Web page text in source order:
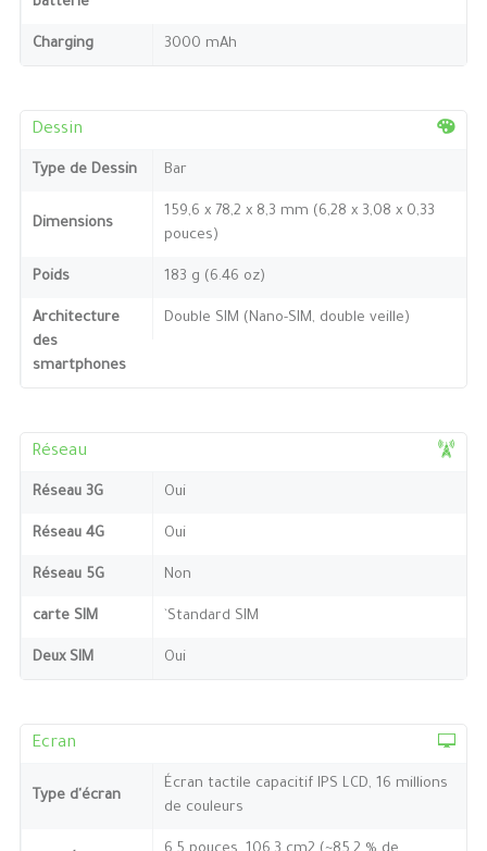
Charging 3000 mAh
Dessin
Type de Dessin Bar
Dimensions
159,6 x 78,2 x 8,3 mm (6,28 x 3,08 x 0,33
pouces)
Poids 183 g (6.46 oz)
Architecture
des
smartphones
Double SIM (Nano-SIM, double veille)
Réseau
Réseau 3G Oui
Réseau 4G Oui
Réseau 5G Non
carte SIM `Standard SIM
Deux SIM Oui
Ecran
Type d'écran
Écran tactile capacitif IPS LCD, 16 millions
de couleurs